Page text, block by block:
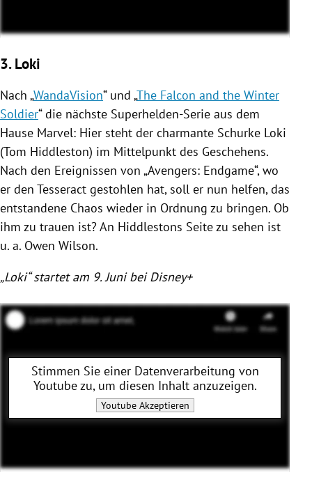
3. Loki
Nach „WandaVision“ und „The Falcon and the Winter
Soldier“ die nächste Superhelden-Serie aus dem
Hause Marvel: Hier steht der charmante Schurke Loki
(Tom Hiddleston) im Mittelpunkt des Geschehens.
Nach den Ereignissen von „Avengers: Endgame“, wo
er den Tesseract gestohlen hat, soll er nun helfen, das
entstandene Chaos wieder in Ordnung zu bringen. Ob
ihm zu trauen ist? An Hiddlestons Seite zu sehen ist
u. a. Owen Wilson.
„Loki“ startet am 9. Juni bei Disney+
Stimmen Sie einer Datenverarbeitung von
Youtubezu, um diesen Inhalt anzuzeigen.
YoutubeAkzeptieren